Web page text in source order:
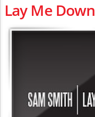
Lay Me Down